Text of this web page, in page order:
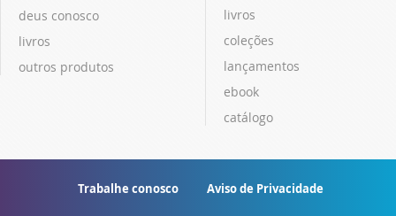
deus conosco
livros
outros produtos
livros
coleções
lançamentos
ebook
catálogo
Trabalhe conosco Aviso de Privacidade